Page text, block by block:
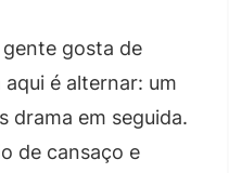
gosta de
é alternar: um
drama em seguida.
de cansaço e